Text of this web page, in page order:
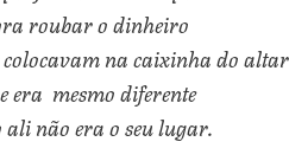
roubar o dinheiro
colocavam na caixinha do altar
era  mesmo diferente
não era o seu lugar.